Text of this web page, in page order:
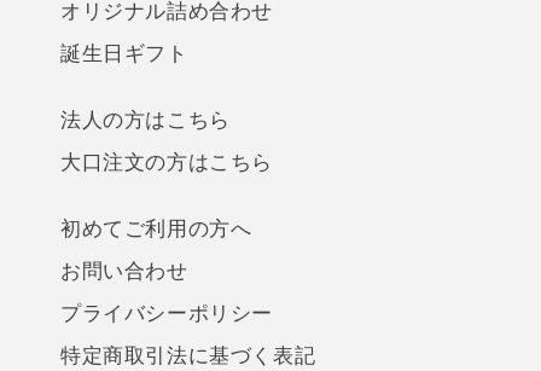
オリジナル詰め合わせ
誕生日ギフト
法人の方はこちら
大口注文の方はこちら
初めてご利用の方へ
お問い合わせ
プライバシーポリシー
特定商取引法に基づく表記